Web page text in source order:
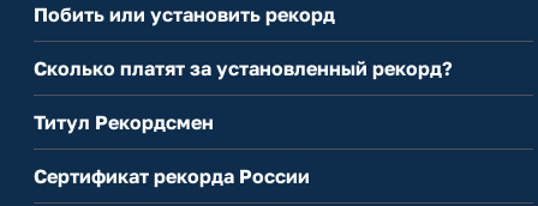
Побить или установить рекорд
Сколько платят за установленный рекорд?
Титул Рекордсмен
Сертификат рекорда России